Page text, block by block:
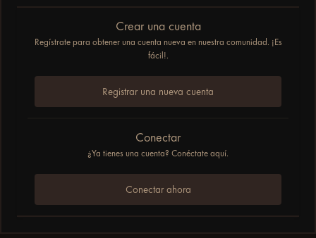
Crear una cuenta
Regístrate para obtener una cuenta nueva en nuestra comunidad. ¡Es
fácil!.
Registrar una nueva cuenta
Conectar
¿Ya tienes una cuenta? Conéctate aquí.
Conectar ahora